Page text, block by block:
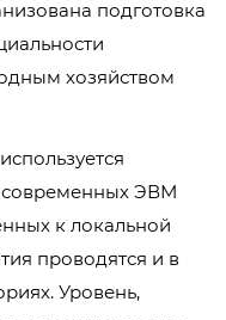
подготовка
хозяйством
современных ЭВМ
к локальной
проводятся и в
Уровень,